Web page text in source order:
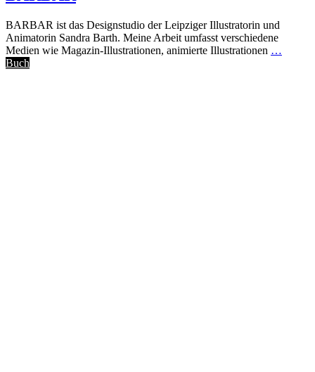
BARBAR ist das Designstudio der Leipziger Illustratorin und
Animatorin Sandra Barth. Meine Arbeit umfasst verschiedene
Medien wie Magazin-Illustrationen, animierte Illustrationen …
Buch